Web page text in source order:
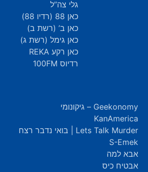
גלי צה”ל
כאן 88 (רדיו 88)
כאן ב’ (רשת ב)
כאן גימל (רשת ג)
כאן רקע REKA
רדיוס 100FM
Geekonomy – גיקונומי
KanAmerica
Lets Talk Murder | בואי נדבר רצח
S-Emek
אבא למה
אבטיח כיס